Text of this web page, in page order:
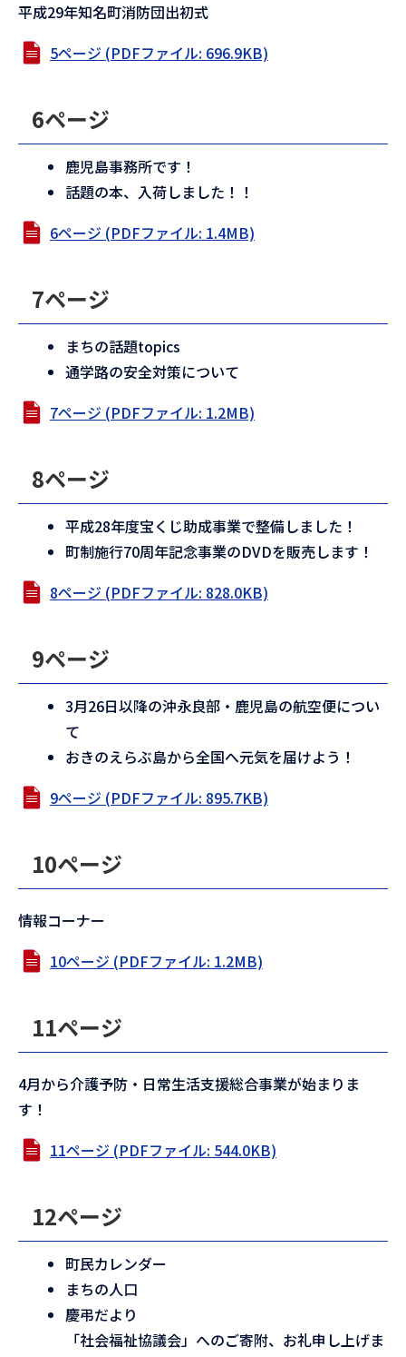
平成29年知名町消防団出初式
5ページ (PDFファイル: 696.9KB)
6ページ
鹿児島事務所です！
話題の本、入荷しました！！
6ページ (PDFファイル: 1.4MB)
7ページ
まちの話題topics
通学路の安全対策について
7ページ (PDFファイル: 1.2MB)
8ページ
平成28年度宝くじ助成事業で整備しました！
町制施行70周年記念事業のDVDを販売します！
8ページ (PDFファイル: 828.0KB)
9ページ
3月26日以降の沖永良部・鹿児島の航空便につい
て
おきのえらぶ島から全国へ元気を届けよう！
9ページ (PDFファイル: 895.7KB)
10ページ
情報コーナー
10ページ (PDFファイル: 1.2MB)
11ページ
4月から介護予防・日常生活支援総合事業が始まりま
す！
11ページ (PDFファイル: 544.0KB)
12ページ
町民カレンダー
まちの人口
慶弔だより
「社会福祉協議会」へのご寄附、お礼申し上げま